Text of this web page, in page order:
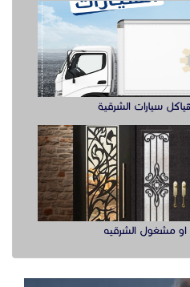
سيارات الشرقية
او مشغول الشرقيه